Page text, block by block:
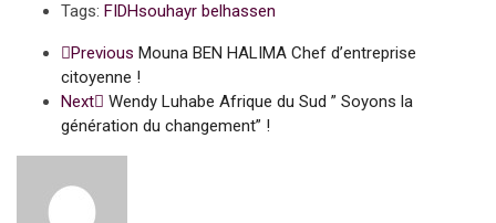
Tags: FIDHsouhayr belhassen
Previous Mouna BEN HALIMA Chef d’entreprise
citoyenne !
Next
Wendy Luhabe Afrique du Sud ” Soyons la
génération du changement” !